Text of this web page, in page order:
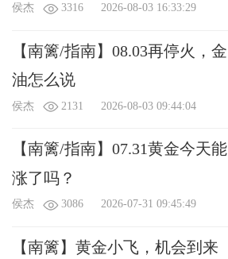
侯杰 3316 2026-08-03 16:33:29
【南篱/指南】08.03再停火，金
油怎么说
侯杰 2131 2026-08-03 09:44:04
【南篱/指南】07.31黄金今天能
涨了吗？
侯杰 3086 2026-07-31 09:45:49
【南篱】黄金小飞，机会到来